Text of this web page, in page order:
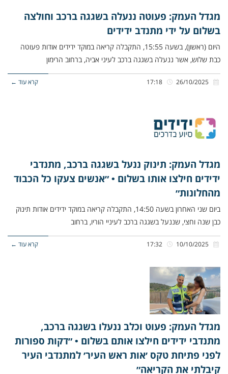
מגדל העמק: פעוטה ננעלה בשגגה ברכב וחולצה
בשלום על ידי מתנדב ידידים
היום (ראשון), בשעה 15:55, התקבלה קריאה במוקד ידידים אודות פעוטה
כבת שלוש, אשר ננעלה בשגגה ברכב לעיני אביה, ברחוב הרימון
קרא עוד ←
מגדל העמק: תינוק ננעל בשגגה ברכב, מתנדבי
ידידים חילצו אותו בשלום • ״אנשים צעקו כל הכבוד
מהחלונות״
ביום שני האחרון בשעה 14:50, התקבלה קריאה במוקד ידידים אודות תינוק
כבן שנה וחצי, שננעל בשגגה ברכב לעיניי הוריו, ברחוב
קרא עוד ←
מגדל העמק: פעוט וכלב ננעלו בשגגה ברכב,
מתנדבי ידידים חילצו אותם בשלום • ״דקות ספורות
לפני פתיחת טקס ׳אות ראש העיר׳ למתנדבי העיר
קיבלתי את הקריאה״